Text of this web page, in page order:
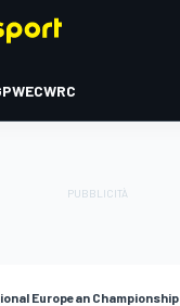
WECWRC
European Championship